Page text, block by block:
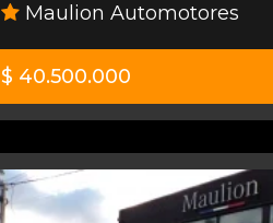
Maulion Automotores
$ 40.500.000